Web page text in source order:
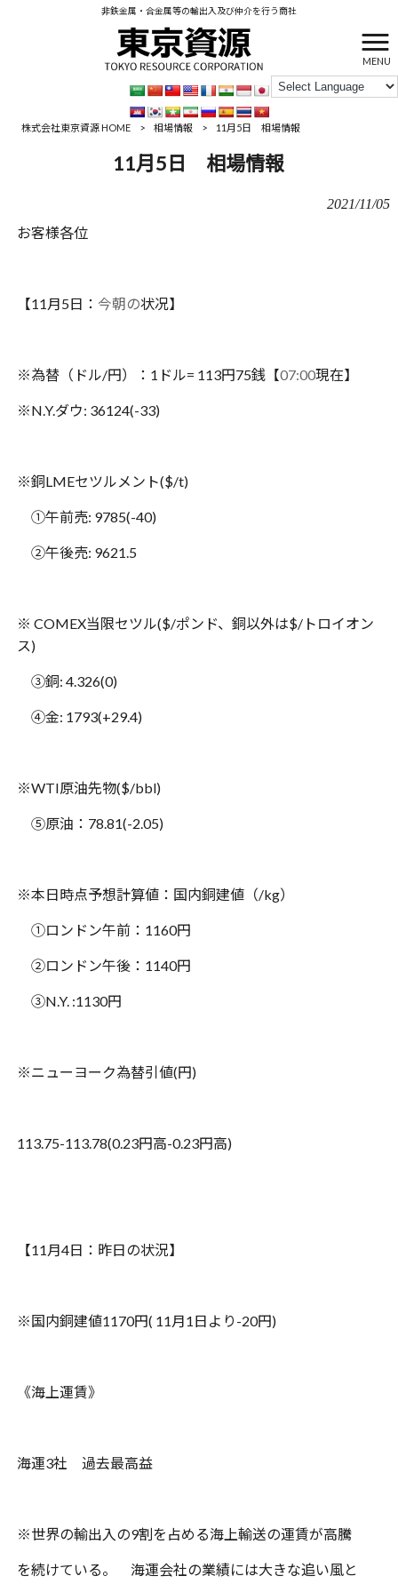
非鉄金属・合金属等の輸出入及び仲介を行う商社
MENU
株式会社東京資源 HOME > 相場情報 > 11月5日 相場情報
11月5日 相場情報
2021/11/05
お客様各位
【11 月5日： 今朝の状况】
※為替（ドル/円）： 1 ドル= 113円75銭【07:00現在】
※N.Y.ダウ: 36124(-33)
※銅LMEセツルメント($/t)
①午前売: 9785(-40)
②午後売: 9621.5
※ COMEX当限セツル($/ポンド、銅以外は$/トロイオン
ス)
③銅: 4.326(0)
④金: 1793(+29.4)
※WTI原油先物($/bbl)
⑤原油： 78.81(-2.05)
※本日時点予想計算値：国内銅建値（/kg）
①ロンドン午前： 1160円
②ロンドン午後： 1140円
③N.Y. :1130円
※ニューヨーク為替引値(円)
113.75-113.78(0.23円高-0.23円高)
【11 月4日：昨日の状況】
※国内銅建値1170円( 11 月1 日より -20円)
《海上運賃》
海運3社 過去最高益
※世界の輸出入の9割を占める海上輸送の運賃が高騰
を続けている。 海運会社の業績には大きな追い風と